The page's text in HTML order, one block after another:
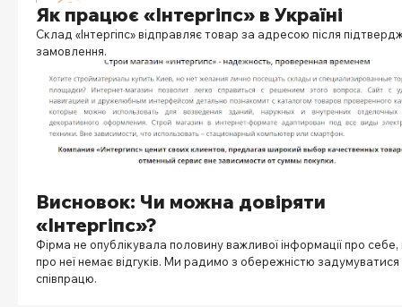
Як працює «Інтергіпс» в Україні
Склад «Інтергіпс»відправляє товар за адресою після
замовлення.
Висновок: Чи можна довіряти
«Інтергіпс»?
Фірма не опублікувала половину важливої інформації про
про неї немає відгуків. Ми радимо з обережністю
співпрацю.